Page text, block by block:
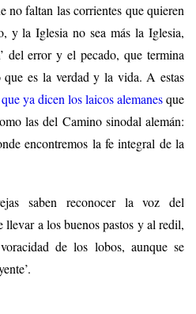
no faltan las corrientes que quieren
y la Iglesia no sea más la Iglesia,
del error y el pecado, que termina
es la verdad y la vida. A estas
ya dicen los laicos alemanesque
las del Camino sinodal alemán:
encontremos la fe integral de la
saben reconocer la voz del
llevar a los buenos pastos y al redil,
de los lobos, aunque se